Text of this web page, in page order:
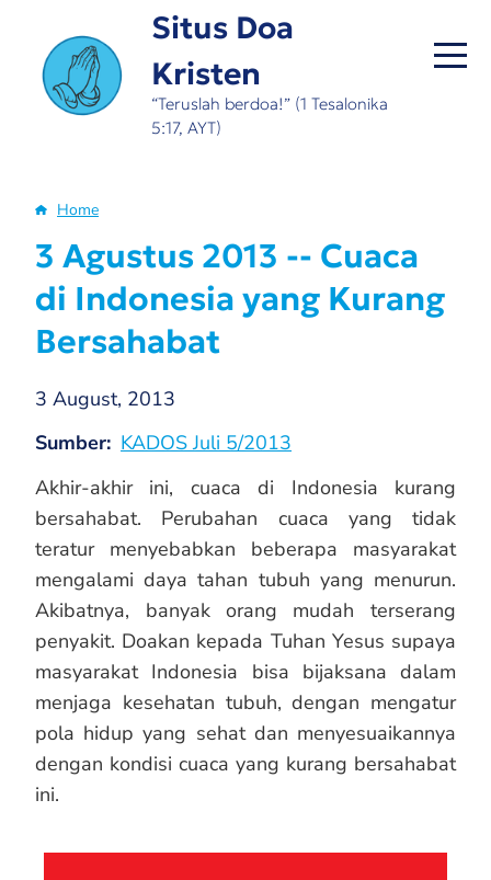
main
content
Situs Doa
Kristen
“Teruslah berdoa!” (1 Tesalonika
5:17, AYT)
Breadcrumb
Home
3 Agustus 2013 -- Cuaca
di Indonesia yang Kurang
Bersahabat
3 August, 2013
Sumber KADOS Juli 5/2013
Akhir-akhir ini, cuaca di Indonesia kurang
bersahabat. Perubahan cuaca yang tidak
teratur menyebabkan beberapa masyarakat
mengalami daya tahan tubuh yang menurun.
Akibatnya, banyak orang mudah terserang
penyakit. Doakan kepada Tuhan Yesus supaya
masyarakat Indonesia bisa bijaksana dalam
menjaga kesehatan tubuh, dengan mengatur
pola hidup yang sehat dan menyesuaikannya
dengan kondisi cuaca yang kurang bersahabat
ini.